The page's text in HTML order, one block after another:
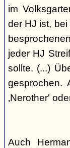
im
der HJ ist,
jeder HJ
sollte. (...)
gesprochen.
‚Nerother'
Auch